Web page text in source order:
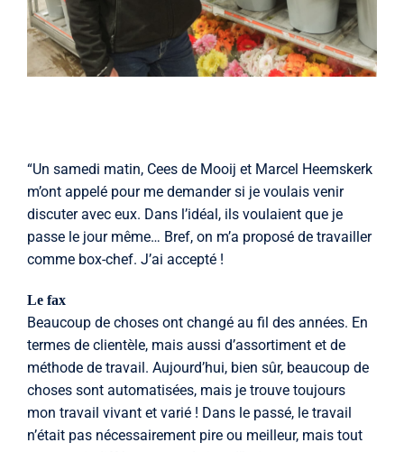
“Un samedi matin, Cees de Mooij et Marcel Heemskerk
m’ont appelé pour me demander si je voulais venir
discuter avec eux. Dans l’idéal, ils voulaient que je
passe le jour même… Bref, on m’a proposé de travailler
comme box-chef. J’ai accepté !
Le fax
Beaucoup de choses ont changé au fil des années. En
termes de clientèle, mais aussi d’assortiment et de
méthode de travail. Aujourd’hui, bien sûr, beaucoup de
choses sont automatisées, mais je trouve toujours
mon travail vivant et varié ! Dans le passé, le travail
n’était pas nécessairement pire ou meilleur, mais tout